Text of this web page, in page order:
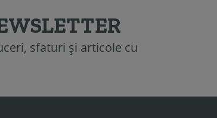
sfaturi și articole cu